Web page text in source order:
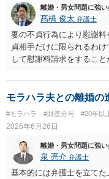
離婚・男女問題に強
髙橋 俊太 弁護士
妻の不貞行為により慰謝
貞相手だけに限られるわ
して慰謝料請求をするこ
から請求できない」とい
について二重に回収するこ
モラハラ夫との離婚の
#モラハラ #財産分与 #20年以
2026年6月26日
離婚・男女問題に強
泉 亮介 弁護士
基本的には弁護士を立て